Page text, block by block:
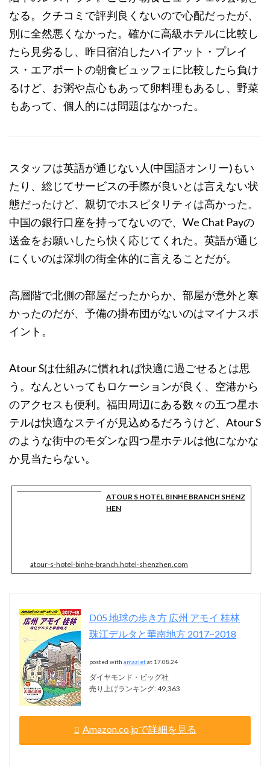
なる。クチコミで評判良くないので心配だったが、
別に全然悪くなかった。確かに高級ホテルに比較し
たら見劣るし、昨日宿泊したハイアット・プレイ
ス・エアポートの朝食ビュッフェに比較したら負け
るけど、お粥や点心もあって卵料理もあるし、野菜
もあって、個人的には問題はなかった。
スタッフは英語が通じない人(中国語オンリー)もい
たり、総じてサービスの手際が良いとは言えない状
態だったけど、親切でホスピタリティは高かった。
中国の銀行口座を持ってないので、We Chat Payの
送金をお願いしたら快く応じてくれた。英語が通じ
にくいのは深圳の街全体的に言えることだが。
高層階で北側の部屋だったからか、部屋が意外と寒
かったのだが、予備の掛布団がないのはマイナスポ
イント。
Atour Sは仕組みに慣れれば快適に過ごせるとは思
う。なんといってもロケーションが良く、空港から
のアクセスも便利。福田周辺にある数々の五つ星ホ
テルは快適なステイが見込めるだろうけど、Atour S
のような街中のモダンな四つ星ホテルは他になかな
か見当たらない。
ATOUR S HOTEL BINHE BRANCH SHENZ
HEN
atour-s-hotel-binhe-branch.hotel-shenzhen.com
D05 地球の歩き方 広州 アモイ 桂林
珠江デルタと華南地方 2017~2018
posted with amazletat 17.08.24
ダイヤモンド・ビッグ社
売り上げランキング: 49,363
Amazon.co.jpで詳細を見る